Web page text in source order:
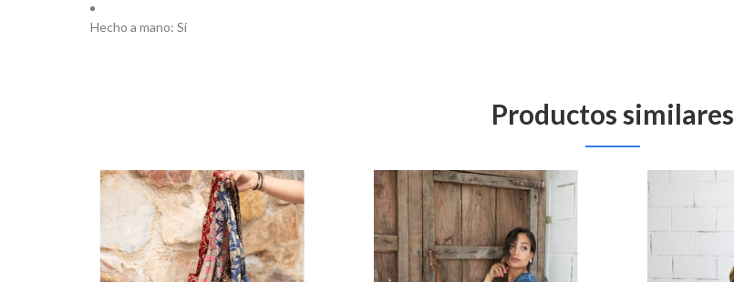
Hecho a mano: Sí
Productos similares